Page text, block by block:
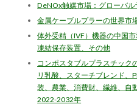
DeNOx触媒市場：グローバ
金属ケーブルプラーの世界市
体外受精（IVF）機器の中国
凍結保存装置、その他
コンポスタブルプラスチック
リ乳酸、スターチブレンド、
装、農業、消費財、繊維、自
2022-2032年